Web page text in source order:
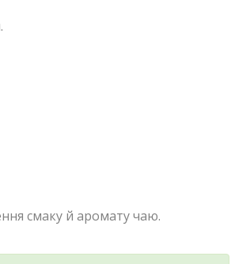
смаку й аромату чаю.